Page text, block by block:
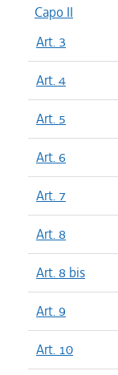
Capo II
Art. 3
Art. 4
Art. 5
Art. 6
Art. 7
Art. 8
Art. 8 bis
Art. 9
Art. 10